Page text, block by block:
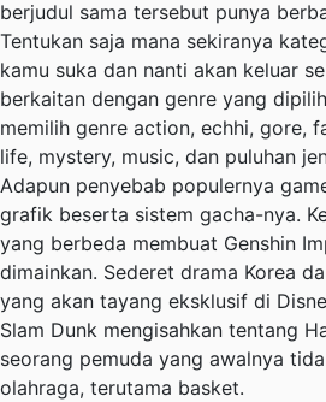
berjudul sama tersebut punya
Tentukan saja mana sekiranya
kamu suka dan nanti akan keluar
berkaitan dengan genre yang
memilih genre action, echhi, gore,
life, mystery, music, dan puluhan
Adapun penyebab populernya
grafik beserta sistem gacha-nya.
yang berbeda membuat Genshin
dimainkan. Sederet drama Korea
yang akan tayang eksklusif di
Slam Dunk mengisahkan tentang
seorang pemuda yang awalnya
olahraga, terutama basket.